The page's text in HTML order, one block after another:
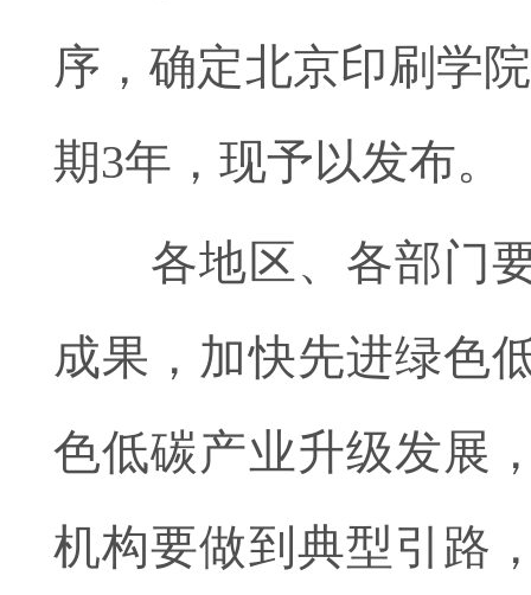
序，确定北京印刷学
期3年，现予以发布。
各地区、各部门要
成果，加快先进绿色
色低碳产业升级发展
机构要做到典型引路